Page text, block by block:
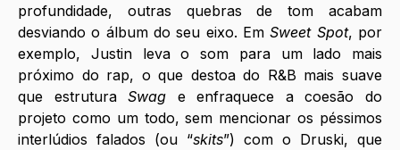
profundidade, outras quebras de tom acabam
desviando o álbum do seu eixo. Em Sweet Spot, por
exemplo, Justin leva o som para um lado mais
próximo do rap, o que destoa do R&B mais suave
que estrutura Swag e enfraquece a coesão do
projeto como um todo, sem mencionar os péssimos
interlúdios falados (ou “skits”) com o Druski, que